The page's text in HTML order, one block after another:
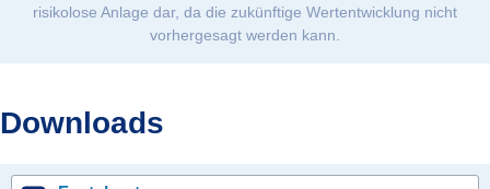
risikolose Anlage dar, da die zukünftige Wertentwicklung nicht
vorhergesagt werden kann.
Downloads